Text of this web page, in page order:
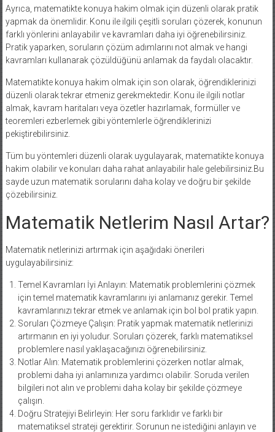
Ayrıca, matematikte konuya hakim olmak için düzenli olarak pratik
yapmak da önemlidir. Konu ile ilgili çeşitli soruları çözerek, konunun
farklı yönlerini anlayabilir ve kavramları daha iyi öğrenebilirsiniz.
Pratik yaparken, soruların çözüm adımlarını not almak ve hangi
kavramları kullanarak çözüldüğünü anlamak da faydalı olacaktır.
Matematikte konuya hakim olmak için son olarak, öğrendiklerinizi
düzenli olarak tekrar etmeniz gerekmektedir. Konu ile ilgili notlar
almak, kavram haritaları veya özetler hazırlamak, formüller ve
teoremleri ezberlemek gibi yöntemlerle öğrendiklerinizi
pekiştirebilirsiniz.
Tüm bu yöntemleri düzenli olarak uygulayarak, matematikte konuya
hakim olabilir ve konuları daha rahat anlayabilir hale gelebilirsiniz.Bu
sayde uzun matematik sorularını daha kolay ve doğru bir şekilde
çözebilirsiniz.
Matematik Netlerim Nasıl Artar?
Matematik netlerinizi artırmak için aşağıdaki önerileri
uygulayabilirsiniz:
Temel Kavramları İyi Anlayın: Matematik problemlerini çözmek
için temel matematik kavramlarını iyi anlamanız gerekir. Temel
kavramlarınızı tekrar etmek ve anlamak için bol bol pratik yapın.
Soruları Çözmeye Çalışın: Pratik yapmak matematik netlerinizi
artırmanın en iyi yoludur. Soruları çözerek, farklı matematiksel
problemlere nasıl yaklaşacağınızı öğrenebilirsiniz.
Notlar Alın: Matematik problemlerini çözerken notlar almak,
problemi daha iyi anlamınıza yardımcı olabilir. Soruda verilen
bilgileri not alın ve problemi daha kolay bir şekilde çözmeye
çalışın.
Doğru Stratejiyi Belirleyin: Her soru farklıdır ve farklı bir
matematiksel strateji gerektirir. Sorunun ne istediğini anlayın ve